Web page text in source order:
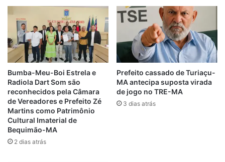
“Quero agradecer ao povo maranhense que
depositou sua confiança em mim e me
escolheu para ser sua representante na
Assembleia Legislativa. Vocês
acompanharam minha trajetória que foi
linda e verdadeira, viram que viajei pelo
Estado inteiro; onde senti em cada olhar,
cada abraço, a força da esperança de vocês
por dias melhores”, escreveu.
Bumba-Meu-Boi Estrela e
Radiola Dart Som são
reconhecidos pela Câmara
de Vereadores e Prefeito Zé
Martins como Patrimônio
Cultural Imaterial de
Bequimão-MA
2 dias atrás
Prefeito cassado de Turiaçu-
MA antecipa suposta virada
de jogo no TRE-MA
3 dias atrás